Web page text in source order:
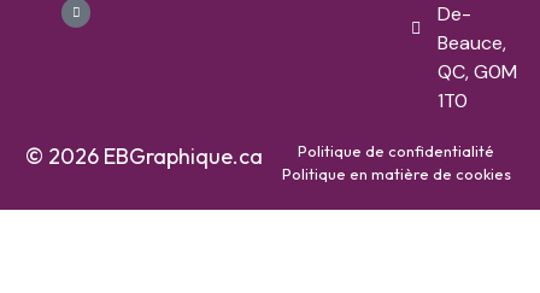
De-
Beauce,
QC, G0M
1T0
© 2026 EBGraphique.ca
Politique de confidentialité
Politique en matière de cookies